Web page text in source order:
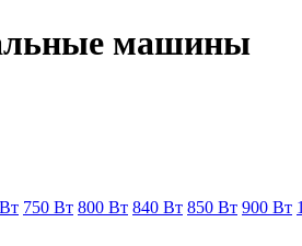
машины
750 Вт 800 Вт 840 Вт 850 Вт 900 Вт